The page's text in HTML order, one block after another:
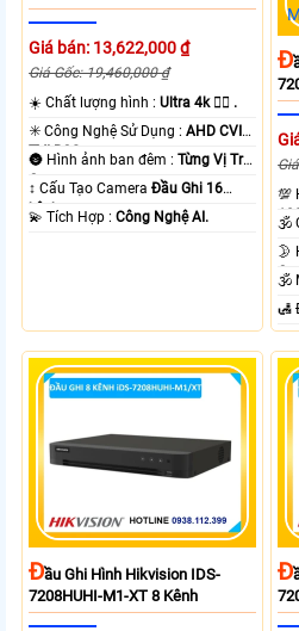
Giá bán: 13,622,000 ₫
Giá Gốc: 19,460,000 ₫
☀️ Chất lượng hình :Ultra 4k 👍🏾 .
✳️ Công Nghệ Sử Dụng :AHD CVI
TVI BCS.
🌚 Hình ảnh ban đêm :Từng Vị Trí
Camera .
↕️ Cấu Tạo CameraĐầu Ghi 16
kênh.
️💫 Tích Hợp :Công Nghệ AI.
Đ
ĐẦu Ghi Hình Hikvision IDS-
7208HUHI-M1-XT 8 Kênh
Đ